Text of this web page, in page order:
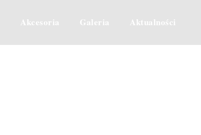
Akcesoria Galeria Aktualności